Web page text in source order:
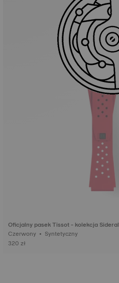
Oficjalny pasek Tissot - kolekcja Sideral
Czerwony • Syntetyczny
320 zł